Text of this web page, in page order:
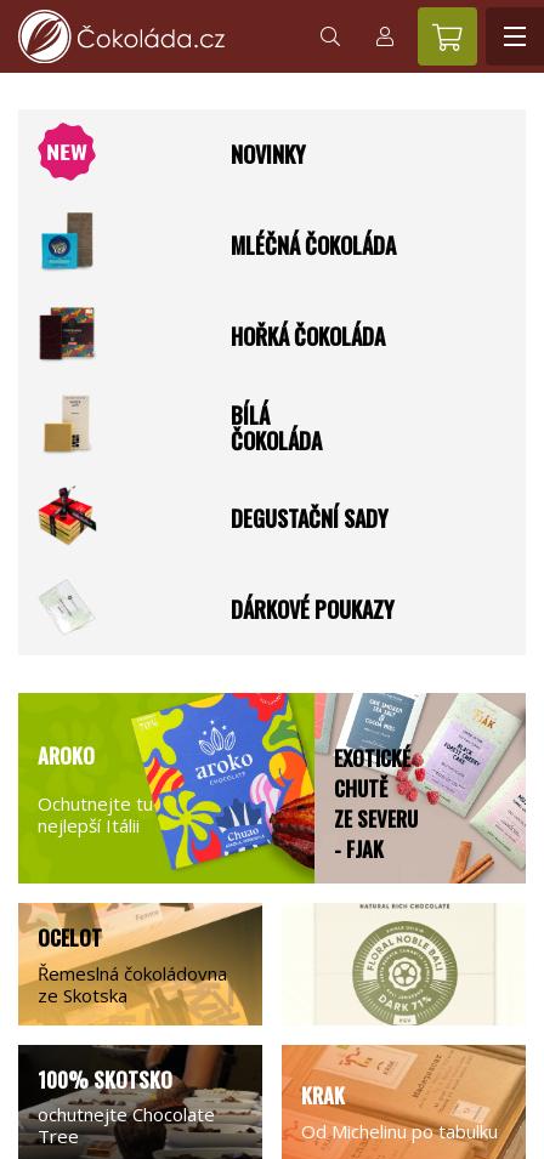
NOVINKY
MLÉČNÁ ČOKOLÁDA
HOŘKÁ ČOKOLÁDA
BÍLÁ
ČOKOLÁDA
DEGUSTAČNÍ SADY
DÁRKOVÉ POUKAZY
AROKO
Ochutnejte tu
nejlepší Itálii
EXOTICKÉ
CHUTĚ
ZE SEVERU
- FJAK
OCELOT
Řemeslná čokoládovna
ze Skotska
100% SKOTSKO
ochutnejte Chocolate
Tree
KRAK
Od Michelinu po tabulku